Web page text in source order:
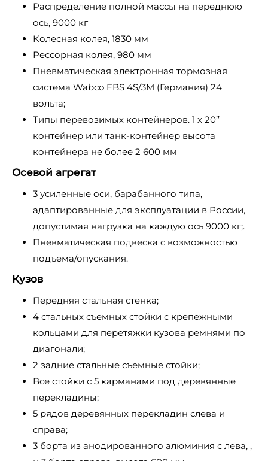
Распределение полной массы на переднюю
ось, 9000 кг
Колесная колея, 1830 мм
Рессорная колея, 980 мм
Пневматическая электронная тормозная
система Wabco EBS 4S/3M (Германия) 24
вольта;
Типы перевозимых контейнеров. 1 х 20’’
контейнер или танк-контейнер высота
контейнера не более 2 600 мм
Осевой агрегат
3 усиленные оси, барабанного типа,
адаптированные для эксплуатации в России,
допустимая нагрузка на каждую ось 9000 кг;.
Пневматическая подвеска с возможностью
подъема/опускания.
Кузов
Передняя стальная стенка;
4 стальных съемных стойки с крепежными
кольцами для перетяжки кузова ремнями по
диагонали;
2 задние стальные съемные стойки;
Все стойки с 5 карманами под деревянные
перекладины;
5 рядов деревянных перекладин слева и
справа;
3 борта из анодированного алюминия с лева, ,